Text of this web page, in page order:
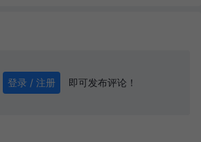
登录 / 注册 即可发布评论！